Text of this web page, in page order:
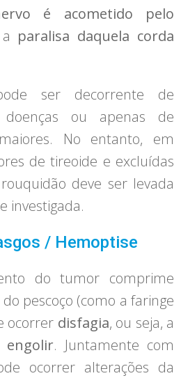
é acometido pelo
paralisa daquela corda
ser decorrente de
doenças ou apenas de
No entanto, em
de tireoide e excluídas
deve ser levada
investigada.
/ Hemoptise
do tumor comprime
pescoço (como a faringe
ocorrer disfagia, ou seja, a
engolir. Juntamente com
ocorrer alterações da